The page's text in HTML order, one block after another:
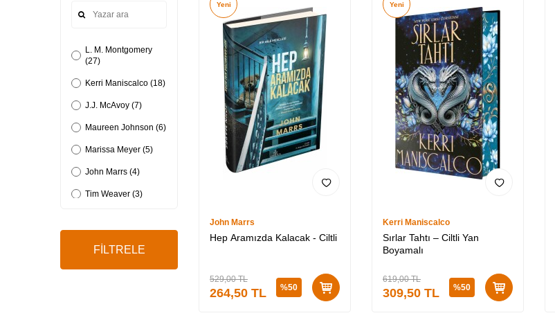
L. M. Montgomery
(27)
Kerri Maniscalco (18)
J.J. McAvoy (7)
Maureen Johnson (6)
Marissa Meyer (5)
John Marrs (4)
Tim Weaver (3)
FİLTRELE
Yeni
John Marrs
Hep Aramızda Kalacak - Ciltli
529,00TL
264,50 TL %50
Yeni
Kerri Maniscalco
Sırlar Tahtı – Ciltli Yan
Boyamalı
619,00TL
309,50 TL %50